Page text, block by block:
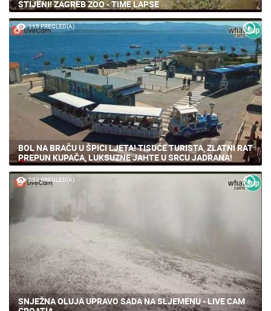
STIJENI! ZAGREB ZOO - TIME LAPSE
115 PREGLED(A)
BOL NA BRAČU U ŠPICI LJETA! TISUĆE TURISTA, ZLATNI RAT
PREPUN KUPAČA, LUKSUZNE JAHTE U SRCU JADRANA!
252 PREGLED(A)
SNJEŽNA OLUJA UPRAVO SADA NA SLJEMENU - LIVE CAM